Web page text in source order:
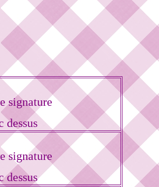
signature
dessus
signature
dessus